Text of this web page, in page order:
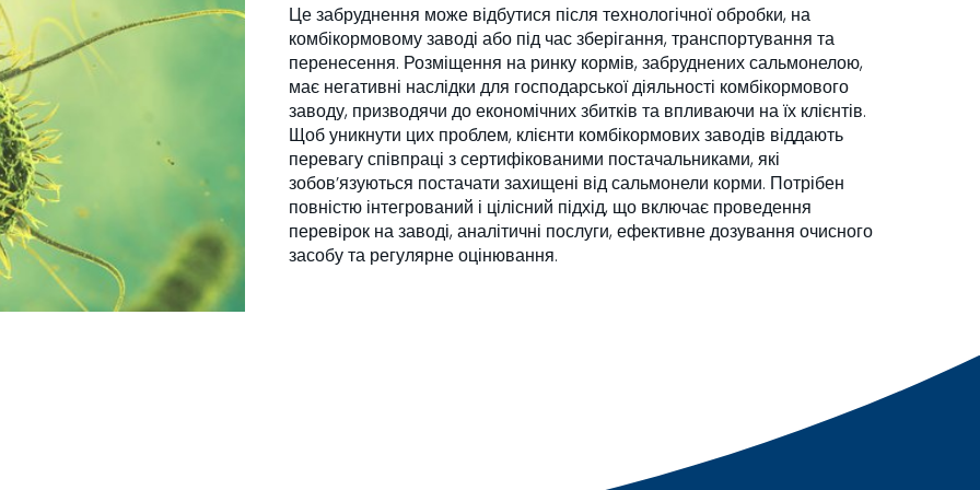
Це забруднення може відбутися після технологічної обробки, на
комбікормовому заводі або під час зберігання, транспортування та
перенесення. Розміщення на ринку кормів, забруднених сальмонелою,
має негативні наслідки для господарської діяльності комбікормового
заводу, призводячи до економічних збитків та впливаючи на їх клієнтів.
Щоб уникнути цих проблем, клієнти комбікормових заводів віддають
перевагу співпраці з сертифікованими постачальниками, які
зобов’язуються постачати захищені від сальмонели корми. Потрібен
повністю інтегрований і цілісний підхід, що включає проведення
перевірок на заводі, аналітичні послуги, ефективне дозування очисного
засобу та регулярне оцінювання.